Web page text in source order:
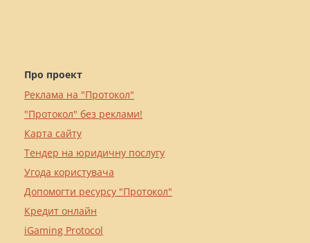
Про проект
Реклама на "Протокол"
"Протокол" без реклами!
Карта сайту
Тендер на юридичну послугу
Угода користувача
Допомогти ресурсу "Протокол"
Кредит онлайн
iGaming Protocol